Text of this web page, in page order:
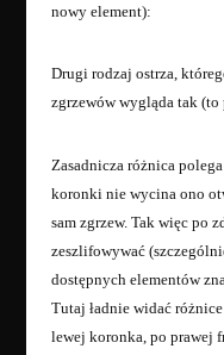
nowy element):
Drugi rodzaj ostrza,
zgrzewów wygląda tak (to
Zasadnicza różnica
koronki nie wycina ono
sam zgrzew. Tak więc po
zeszlifowywać
dostępnych elementów
Tutaj ładnie widać
lewej koronka, po prawej